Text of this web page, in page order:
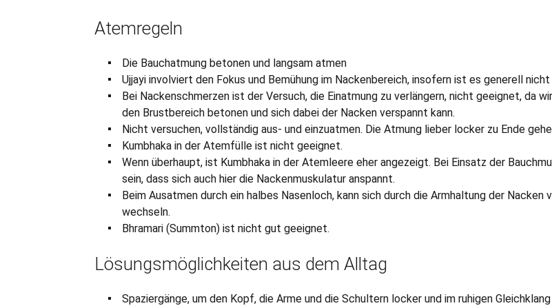
Atemregeln
Die Bauchatmung betonen und langsam atmen
Ujjayi involviert den Fokus und Bemühung im Nackenbereich, insofern ist es generell
Bei Nackenschmerzen ist der Versuch, die Einatmung zu verlängern, nicht geeignet, da
den Brustbereich betonen und sich dabei der Nacken verspannt kann.
Nicht versuchen, vollständig aus- und einzuatmen. Die Atmung lieber locker zu Ende
Kumbhaka in der Atemfülle ist nicht geeignet.
Wenn überhaupt, ist Kumbhaka in der Atemleere eher angezeigt. Bei Einsatz der
sein, dass sich auch hier die Nackenmuskulatur anspannt.
Beim Ausatmen durch ein halbes Nasenloch, kann sich durch die Armhaltung der Nacken
wechseln.
Bhramari (Summton) ist nicht gut geeignet.
Lösungsmöglichkeiten aus dem Alltag
Spaziergänge, um den Kopf, die Arme und die Schultern locker und im ruhigen